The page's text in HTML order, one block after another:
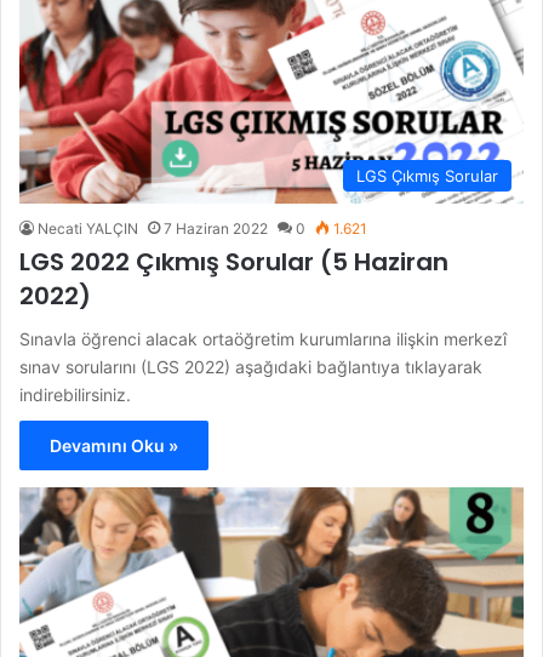
LGS Çıkmış Sorular
Necati YALÇIN 7 Haziran 2022 0 1.621
LGS 2022 Çıkmış Sorular (5 Haziran
2022)
Sınavla öğrenci alacak ortaöğretim kurumlarına ilişkin merkezî
sınav sorularını (LGS 2022) aşağıdaki bağlantıya tıklayarak
indirebilirsiniz.
Devamını Oku »